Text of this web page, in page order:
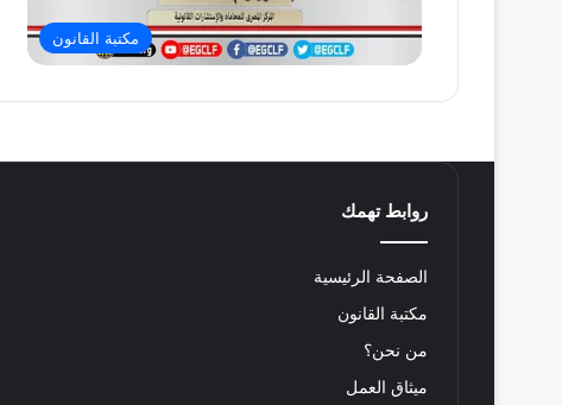
مكتبة القانون
روابط تهمك
الصفحة الرئيسية
مكتبة القانون
من نحن؟
ميثاق العمل